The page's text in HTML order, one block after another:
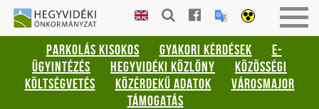
Gyorsbillentyűk
listája
Keresés:
"S"
Bejelentkezés:
be-
HEGYVIDÉKI
ÖNKORMÁNYZAT
PARKOLÁS KISOKOS GYAKORI KÉRDÉSEK
E-
ÜGYINTÉZÉS
HEGYVIDÉKI KÖZLÖNY
KÖZÖSSÉGI
KÖLTSÉGVETÉS
KÖZÉRDEKŰ ADATOK
VÁROSMAJOR
TÁMOGATÁS